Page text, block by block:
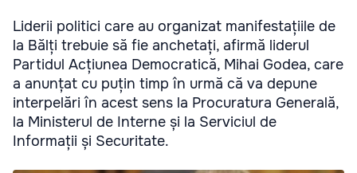
Liderii politici care au organizat manifestațiile de
la Bălți trebuie să fie anchetați, afirmă liderul
Partidul Acțiunea Democratică, Mihai Godea, care
a anunțat cu puțin timp în urmă că va depune
interpelări în acest sens la Procuratura Generală,
la Ministerul de Interne și la Serviciul de
Informații și Securitate.